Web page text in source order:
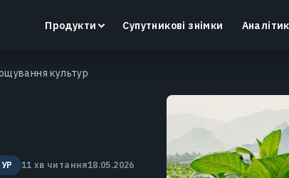
Продукти
супутникових
Crop Monitoring
Контроль посівів та
Супутникові знімки
культур
11 хв читання18.05.2026